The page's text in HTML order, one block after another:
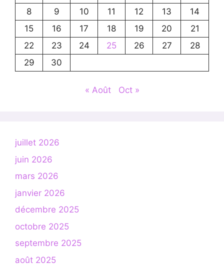
8
9 10 11 12 13
14
15
16 17 18 19 20
21
22
23 24 25 26 27
28
29
30
« Août Oct »
juillet 2026
juin 2026
mars 2026
janvier 2026
décembre 2025
octobre 2025
septembre 2025
août 2025